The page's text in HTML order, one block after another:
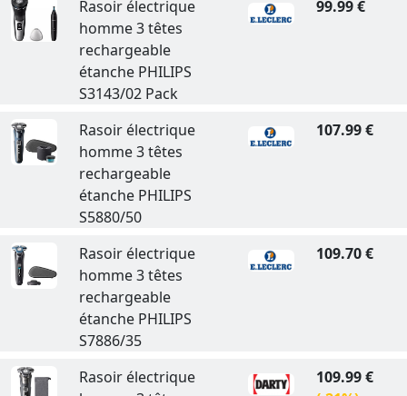
Rasoir électrique
homme 3 têtes
rechargeable
étanche PHILIPS
S3143/02 Pack
99.99 €
Rasoir électrique
homme 3 têtes
rechargeable
étanche PHILIPS
S5880/50
107.99 €
Rasoir électrique
homme 3 têtes
rechargeable
étanche PHILIPS
S7886/35
109.70 €
Rasoir électrique
109.99 €